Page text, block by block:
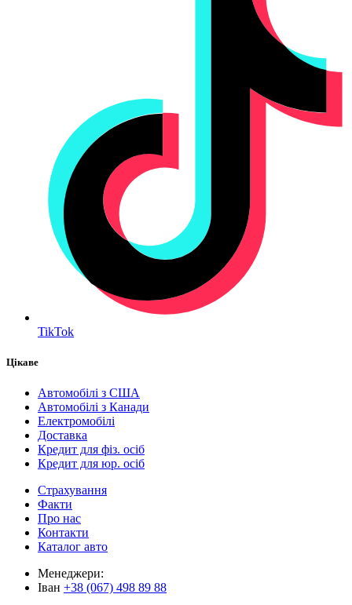
TikTok
Цікаве
Автомобілі з США
Автомобілі з Канади
Електромобілі
Доставка
Кредит для фіз. осіб
Кредит для юр. осіб
Страхування
Факти
Про нас
Контакти
Каталог авто
Менеджери:
Іван +38 (067) 498 89 88